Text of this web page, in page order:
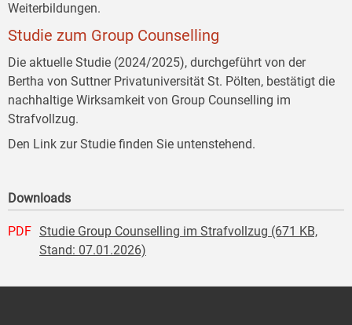
Weiterbildungen.
Studie zum Group Counselling
Die aktuelle Studie (2024/2025), durchgeführt von der
Bertha von Suttner Privatuniversität St. Pölten, bestätigt die
nachhaltige Wirksamkeit von Group Counselling im
Strafvollzug.
Den Link zur Studie finden Sie untenstehend.
Downloads
PDF Studie Group Counselling im Strafvollzug (671 KB,
Stand: 07.01.2026)